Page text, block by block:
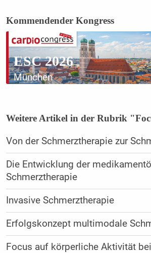
Kommendender Kongress
ESC 2026
München
Weitere Artikel in der Rubrik
Von der Schmerztherapie zur
Die Entwicklung der
Schmerztherapie
Invasive Schmerztherapie
Erfolgskonzept multimodale
Focus auf körperliche Aktivität bei